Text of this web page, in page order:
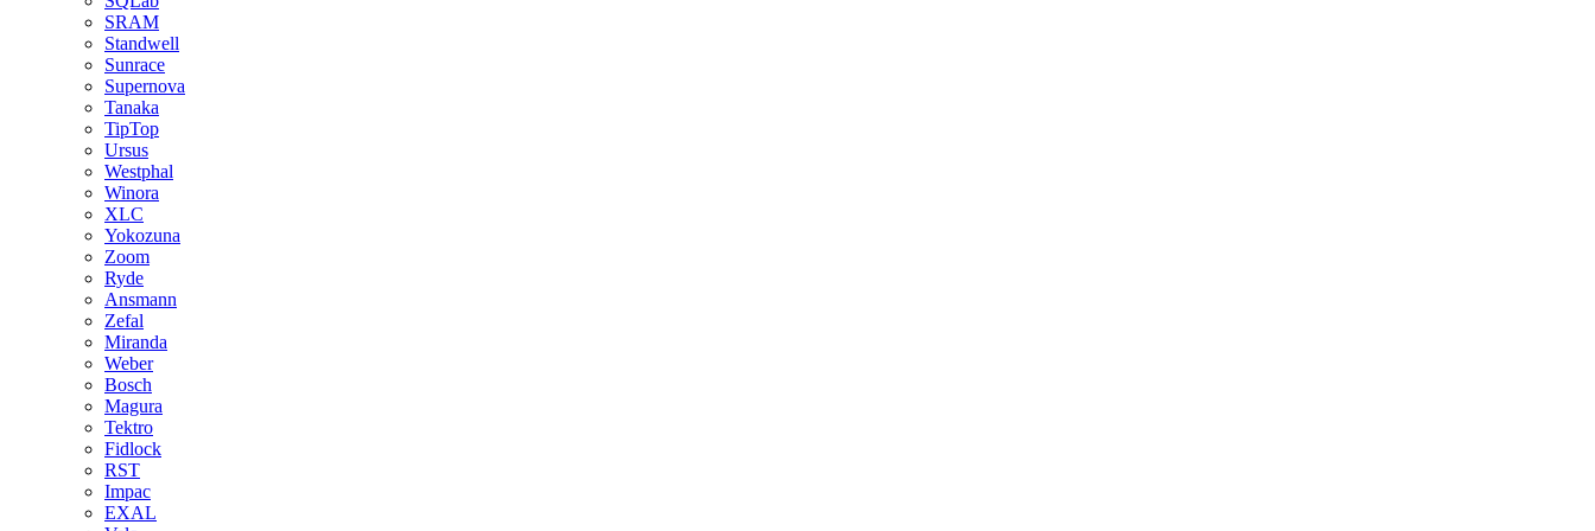
SRAM
Standwell
Sunrace
Supernova
Tanaka
TipTop
Ursus
Westphal
Winora
XLC
Yokozuna
Zoom
Ryde
Ansmann
Zefal
Miranda
Weber
Bosch
Magura
Tektro
Fidlock
RST
Impac
EXAL